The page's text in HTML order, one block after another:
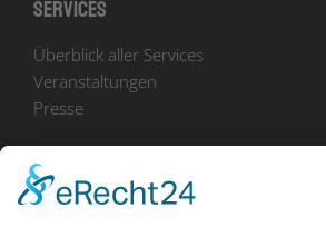
Services
Überblick aller Services
Veranstaltungen
Presse
Bekanntmachungen